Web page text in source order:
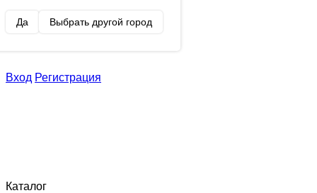
Да Выбрать другой город
Вход Регистрация
Каталог